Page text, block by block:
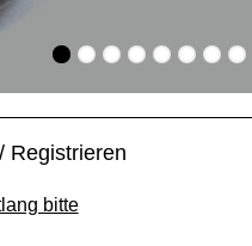
Registrieren
bitte